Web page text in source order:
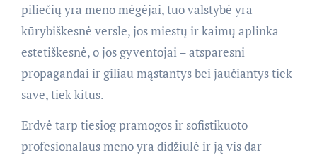
piliečių yra meno mėgėjai, tuo valstybė yra
kūrybiškesnė versle, jos miestų ir kaimų aplinka
estetiškesnė, o jos gyventojai – atsparesni
propagandai ir giliau mąstantys bei jaučiantys tiek
save, tiek kitus.
Erdvė tarp tiesiog pramogos ir sofistikuoto
profesionalaus meno yra didžiulė ir ją vis dar